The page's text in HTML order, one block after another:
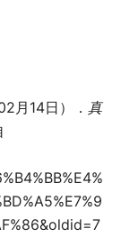
月14日）． 真